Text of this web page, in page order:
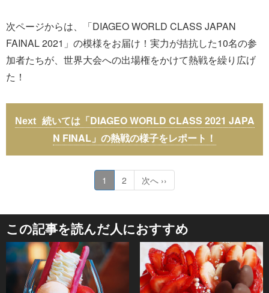
次ページからは、「DIAGEO WORLD CLASS JAPAN
FAINAL 2021」の模様をお届け！実力が拮抗した10名の参
加者たちが、世界大会への出場権をかけて熱戦を繰り広げ
た！
続いては「DIAGEO WORLD CLASS 2021 JAPA
N FINAL」の熱戦の様子をレポート！
1 2 次へ ››
この記事を読んだ人におすすめ